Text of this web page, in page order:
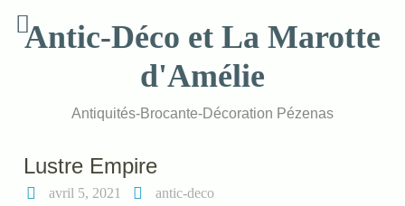
contentAntic-Déco et La Marotte
d'Amélie
Antiquités-Brocante-Décoration Pézenas
Lustre Empire
avril 5, 2021 antic-deco